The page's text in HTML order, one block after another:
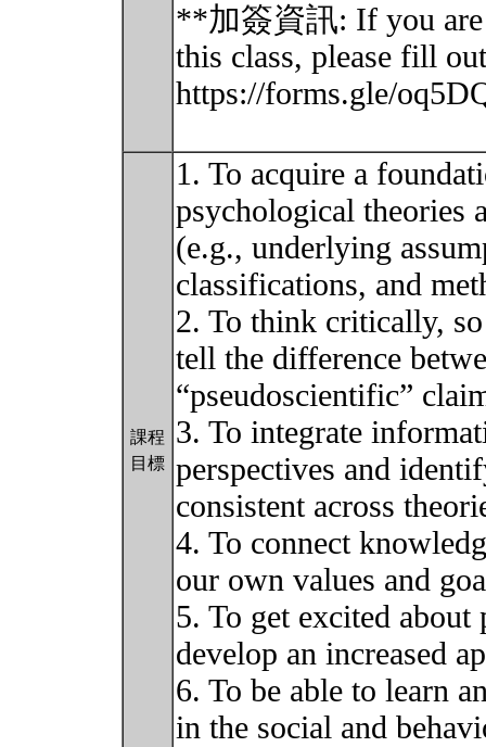
**加簽資訊: If you are
this class, please fill
https://forms.gle/
課程
目標
1. To acquire a
psychological theories
(e.g., underlying
classifications, and
2. To think critically, so
tell the difference
“pseudoscientific”
3. To integrate
perspectives and
consistent across
4. To connect
our own values and
5. To get excited about
develop an increased
6. To be able to learn
in the social and